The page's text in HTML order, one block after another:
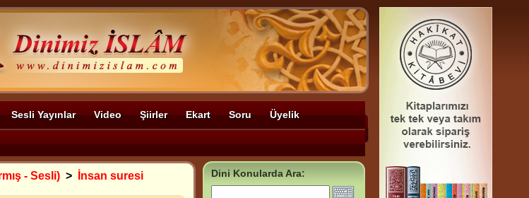
Sesli Yayınlar Video Şiirler Ekart Soru Üyelik
- Sesli) > İnsan suresi Dini Konularda Ara: